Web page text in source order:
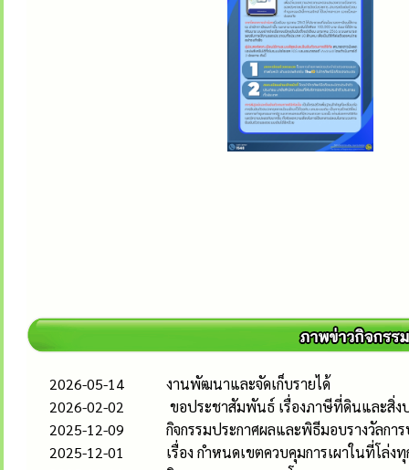
2026-05-14
งานพัฒนาและจัดเก็บรายได้
2026-02-02
ขอประชาสัมพันธ์ เรื่องภาษีที่ดินและสิ่ง
2025-12-09
กิจกรรมประกาศผลและพิธีมอบรางวัลกา
2025-12-01
เรื่อง กำหนดเขตควบคุมการเผาในที่โล่